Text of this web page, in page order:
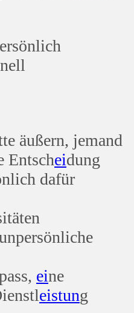
äußern, jemand
Entscheidung
dafür
eine
eistung